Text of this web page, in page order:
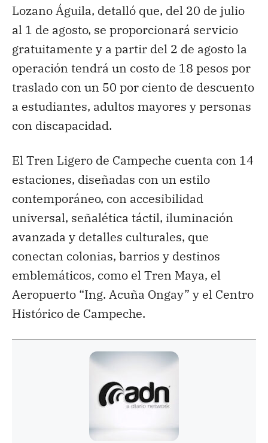
Lozano Águila, detalló que, del 20 de julio
al 1 de agosto, se proporcionará servicio
gratuitamente y a partir del 2 de agosto la
operación tendrá un costo de 18 pesos por
traslado con un 50 por ciento de descuento
a estudiantes, adultos mayores y personas
con discapacidad.
El Tren Ligero de Campeche cuenta con 14
estaciones, diseñadas con un estilo
contemporáneo, con accesibilidad
universal, señalética táctil, iluminación
avanzada y detalles culturales, que
conectan colonias, barrios y destinos
emblemáticos, como el Tren Maya, el
Aeropuerto “Ing. Acuña Ongay” y el Centro
Histórico de Campeche.